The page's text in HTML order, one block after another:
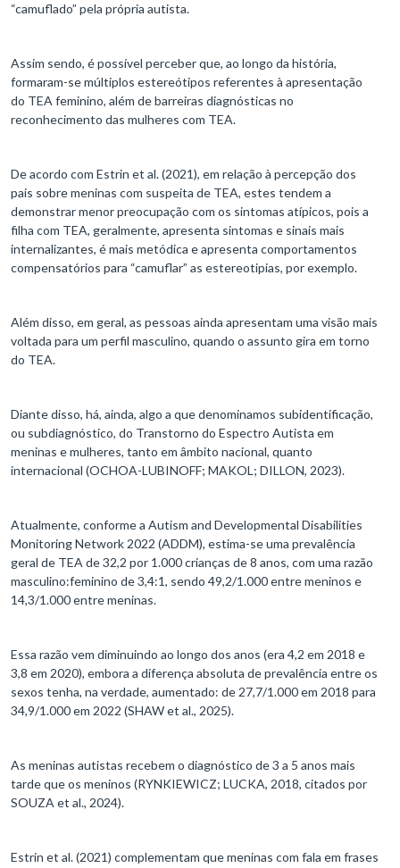
“camuflado” pela própria autista.
Assim sendo, é possível perceber que, ao longo da história,
formaram-se múltiplos estereótipos referentes à apresentação
do TEA feminino, além de barreiras diagnósticas no
reconhecimento das mulheres com TEA.
De acordo com Estrin et al. (2021), em relação à percepção dos
pais sobre meninas com suspeita de TEA, estes tendem a
demonstrar menor preocupação com os sintomas atípicos, pois a
filha com TEA, geralmente, apresenta sintomas e sinais mais
internalizantes, é mais metódica e apresenta comportamentos
compensatórios para “camuflar” as estereotipias, por exemplo.
Além disso, em geral, as pessoas ainda apresentam uma visão mais
voltada para um perfil masculino, quando o assunto gira em torno
do TEA.
Diante disso, há, ainda, algo a que denominamos subidentificação,
ou subdiagnóstico, do Transtorno do Espectro Autista em
meninas e mulheres, tanto em âmbito nacional, quanto
internacional (OCHOA-LUBINOFF; MAKOL; DILLON, 2023).
Atualmente, conforme a Autism and Developmental Disabilities
Monitoring Network 2022 (ADDM), estima-se uma prevalência
geral de TEA de 32,2 por 1.000 crianças de 8 anos, com uma razão
masculino:feminino de 3,4:1, sendo 49,2/1.000 entre meninos e
14,3/1.000 entre meninas.
Essa razão vem diminuindo ao longo dos anos (era 4,2 em 2018 e
3,8 em 2020), embora a diferença absoluta de prevalência entre os
sexos tenha, na verdade, aumentado: de 27,7/1.000 em 2018 para
34,9/1.000 em 2022 (SHAW et al., 2025).
As meninas autistas recebem o diagnóstico de 3 a 5 anos mais
tarde que os meninos (RYNKIEWICZ; LUCKA, 2018, citados por
SOUZA et al., 2024).
Estrin et al. (2021) complementam que meninas com fala em frases